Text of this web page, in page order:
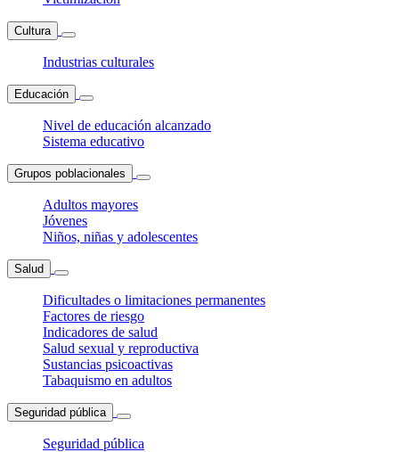
Cultura
Industrias culturales
Educación
Nivel de educación alcanzado
Sistema educativo
Grupos poblacionales
Adultos mayores
Jóvenes
Niños, niñas y adolescentes
Salud
Dificultades o limitaciones permanentes
Factores de riesgo
Indicadores de salud
Salud sexual y reproductiva
Sustancias psicoactivas
Tabaquismo en adultos
Seguridad pública
Seguridad pública